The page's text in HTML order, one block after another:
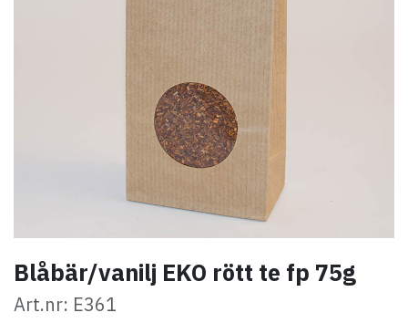
Blåbär/vanilj EKO rött te fp 75g
Art.nr: E361